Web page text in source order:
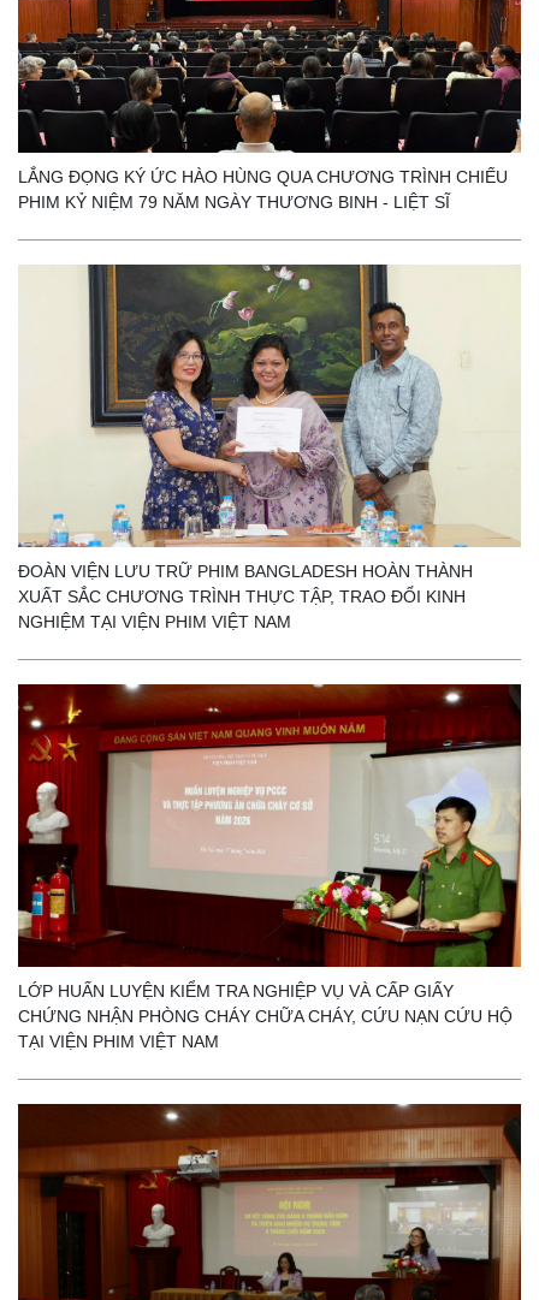
LẮNG ĐỌNG KÝ ỨC HÀO HÙNG QUA CHƯƠNG TRÌNH CHIẾU
PHIM KỶ NIỆM 79 NĂM NGÀY THƯƠNG BINH - LIỆT SĨ
ĐOÀN VIỆN LƯU TRỮ PHIM BANGLADESH HOÀN THÀNH
XUẤT SẮC CHƯƠNG TRÌNH THỰC TẬP, TRAO ĐỔI KINH
NGHIỆM TẠI VIỆN PHIM VIỆT NAM
LỚP HUẤN LUYỆN KIỂM TRA NGHIỆP VỤ VÀ CẤP GIẤY
CHỨNG NHẬN PHÒNG CHÁY CHỮA CHÁY, CỨU NẠN CỨU HỘ
TẠI VIỆN PHIM VIỆT NAM